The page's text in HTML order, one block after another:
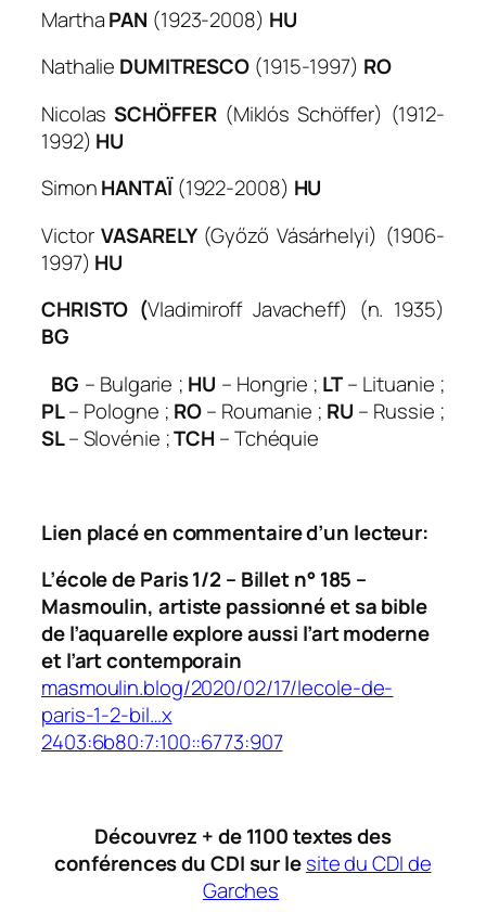
MarthaPAN (1923-2008) HU
Nathalie DUMITRESCO (1915-1997) RO
Nicolas SCHÖFFER (Miklós Schöffer) (1912-
1992) HU
SimonHANTAÏ(1922-2008) HU
VictorVASARELY (Győző Vásárhelyi) (1906-
1997) HU
CHRISTO (Vladimiroff Javacheff) (n. 1935)
BG
BG – Bulgarie ; HU – Hongrie ; LT– Lituanie ;
PL– Pologne ; RO– Roumanie ; RU – Russie ;
SL– Slovénie ;TCH – Tchéquie
Lien placé en commentaire d’un lecteur:
L’école de Paris 1/2 – Billet n° 185 –
Masmoulin, artiste passionné et sa bible
de l’aquarelle explore aussi l’art moderne
et l’art contemporain
masmoulin.blog/2020/02/17/lecole-de-
paris-1-2-bil…x
2403:6b80:7:100::6773:907
Découvrez + de 1100 textes des
conférences du CDI sur lesite du CDI de
Garches